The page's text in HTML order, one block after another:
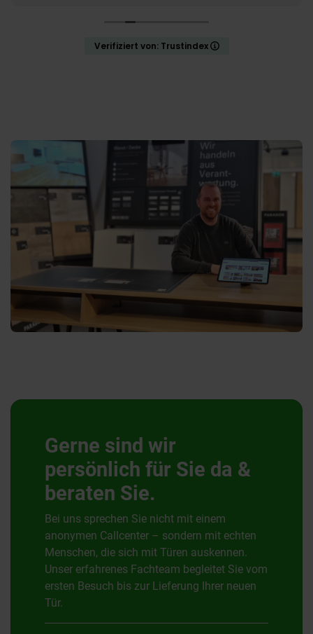
Gerne sind wir
persönlich für Sie da &
beraten Sie.
Bei uns sprechen Sie nicht mit einem
anonymen Callcenter – sondern mit echten
Menschen, die sich mit Türen auskennen.
Unser erfahrenes Fachteam begleitet Sie vom
ersten Besuch bis zur Lieferung Ihrer neuen
Tür.